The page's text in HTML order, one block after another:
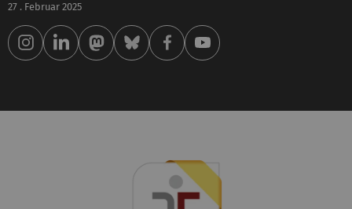
27 . Februar 2025